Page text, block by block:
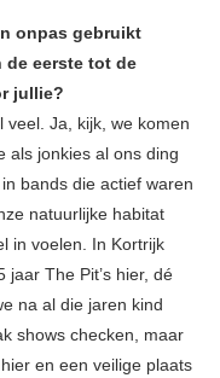
onpas gebruikt
de eerste tot de
jullie?
veel. Ja, kijk, we komen
als jonkies al ons ding
bands die actief waren
natuurlijke habitat
in voelen. In Kortrijk
The Pit’s hier, dé
na al die jaren kind
shows checken, maar
en een veilige plaats